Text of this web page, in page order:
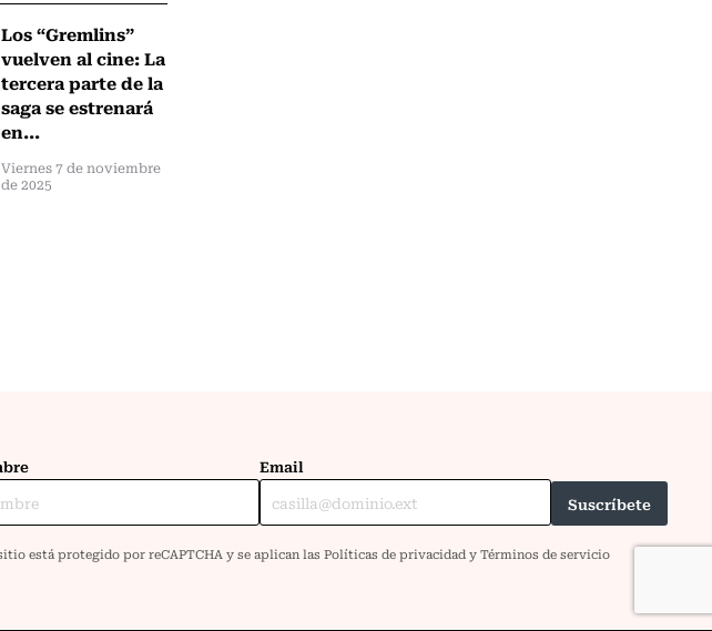
Los “Gremlins”
vuelven al cine: La
tercera parte de la
saga se estrenará
en...
Viernes 7 de noviembre
de 2025